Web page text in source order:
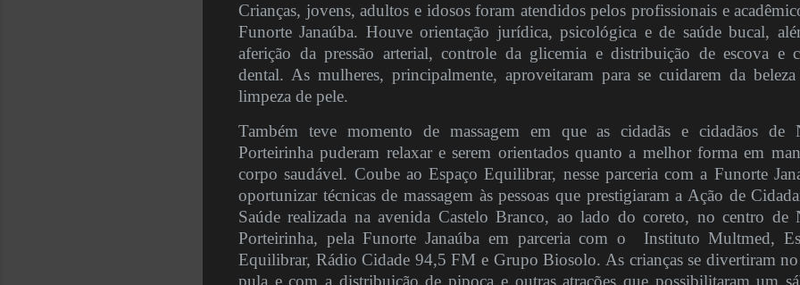
Crianças, jovens, adultos e idosos foram atendidos pelos profissionais e
Funorte Janaúba. Houve orientação jurídica, psicológica e de saúde bucal,
aferição da pressão arterial, controle da glicemia e distribuição de escova e
dental. As mulheres, principalmente, aproveitaram para se cuidarem da
limpeza de pele.
Também teve momento de massagem em que as cidadãs e cidadãos de
Porteirinha puderam relaxar e serem orientados quanto a melhor forma em
corpo saudável. Coube ao Espaço Equilibrar, nesse parceria com a Funorte
oportunizar técnicas de massagem às pessoas que prestigiaram a Ação de
Saúde realizada na avenida Castelo Branco, ao lado do coreto, no centro de
Porteirinha, pela Funorte Janaúba em parceria com o
Instituto Multmed,
Equilibrar, Rádio Cidade 94,5 FM e Grupo Biosolo. As crianças se divertiram